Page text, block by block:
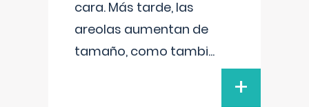
cara. Más tarde, las
areolas aumentan de
tamaño, como tambi...
+